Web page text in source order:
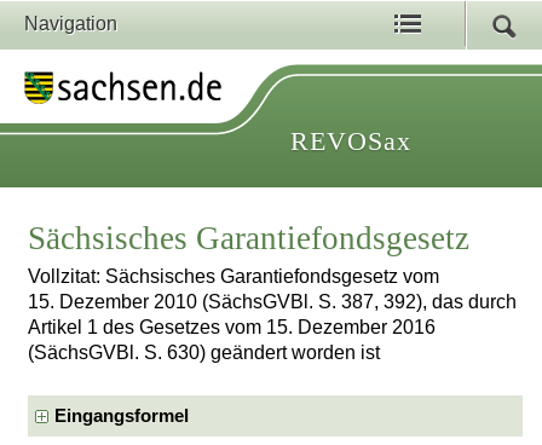
Navigation
REVOSax
Sächsisches Garantiefondsgesetz
Vollzitat: Sächsisches Garantiefondsgesetz vom
15. Dezember 2010 (SächsGVBl. S. 387, 392), das durch
Artikel 1 des Gesetzes vom 15. Dezember 2016
(SächsGVBl. S. 630) geändert worden ist
Eingangsformel